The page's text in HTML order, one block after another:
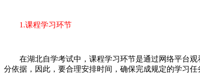
1.课程学习环节
在湖北自学考试中，课程学习环节是通过网络平台观
分依据，因此，要合理安排时间，确保完成规定的学习任